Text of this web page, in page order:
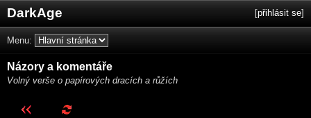
DarkAge [přihlásit se]
Menu:
Názory a komentáře
Volný verše o papírových dracích a růžích